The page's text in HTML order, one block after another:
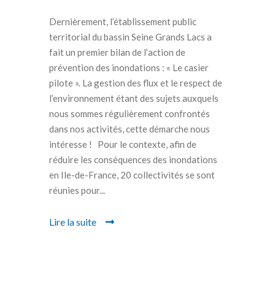
Dernièrement, l’établissement public
territorial du bassin Seine Grands Lacs a
fait un premier bilan de l’action de
prévention des inondations : « Le casier
pilote ». La gestion des flux et le respect de
l’environnement étant des sujets auxquels
nous sommes régulièrement confrontés
dans nos activités, cette démarche nous
intéresse ! Pour le contexte, afin de
réduire les conséquences des inondations
en Ile-de-France, 20 collectivités se sont
réunies pour...
Lire la suite